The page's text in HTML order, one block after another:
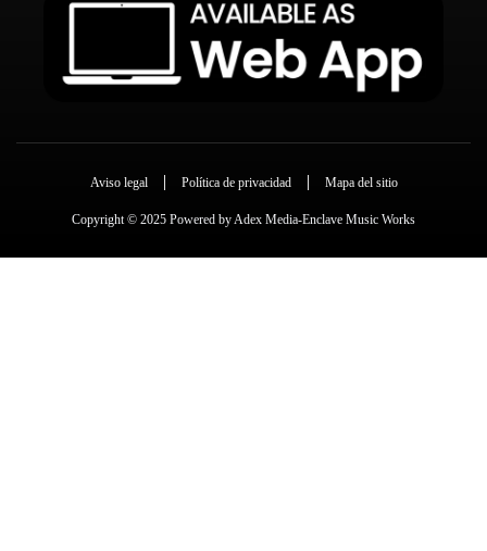
Aviso legal Política de privacidad Mapa del sitio
Copyright © 2025 Powered by Adex Media-Enclave Music Works